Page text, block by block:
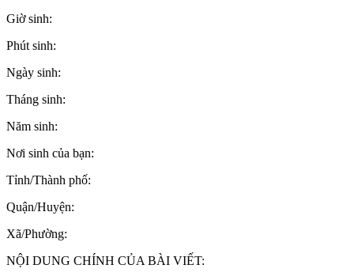
Giờ sinh:
Phút sinh:
Ngày sinh:
Tháng sinh:
Năm sinh:
Nơi sinh của bạn:
Tỉnh/Thành phố:
Quận/Huyện:
Xã/Phường:
NỘI DUNG CHÍNH CỦA BÀI VIẾT: